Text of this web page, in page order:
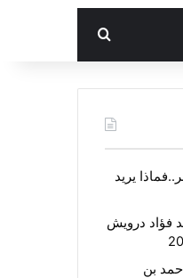
بحث عن
يريد
فؤاد درويش
بن